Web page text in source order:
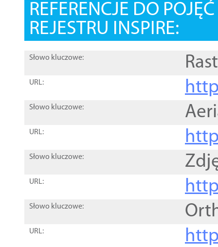
REFERENCJE DO
REJESTRU INSPIRE:
Słowo kluczowe:
URL:
Słowo kluczowe:
URL:
Słowo kluczowe:
URL:
Słowo kluczowe:
URL: